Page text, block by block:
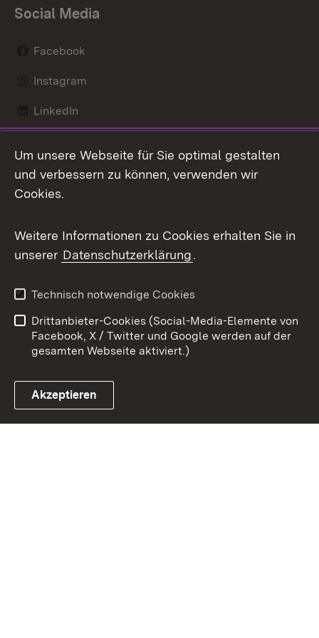
Social Media
Facebook
Instagram
LinkedIn
X / Twitter
Youtube
Link zum Landesportal
Kontakt
Datenschutz
Barrierefreiheit
Impressum
Cookies
Um unsere Webseite für Sie optimal gestalten
und verbessern zu können, verwenden wir
Cookies.
Weitere Informationen zu Cookies erhalten Sie in
unserer Datenschutzerklärung.
Technisch notwendige Cookies
Drittanbieter-Cookies (Social-Media-Elemente von
Facebook, X / Twitter und Google werden auf der
gesamten Webseite aktiviert.)
Akzeptieren